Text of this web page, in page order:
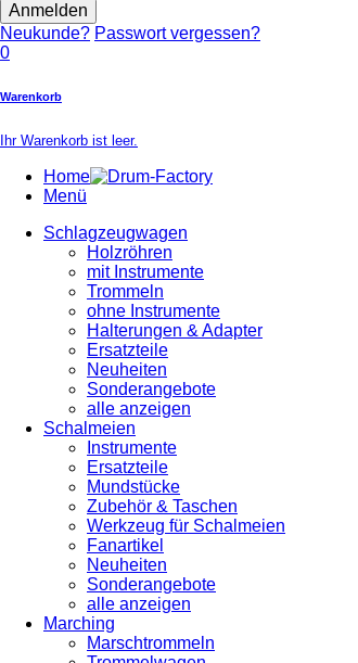
Anmelden
Neukunde? Passwort vergessen?
0
Warenkorb
Ihr Warenkorb ist leer.
Home
Menü
Schlagzeugwagen
Holzröhren
mit Instrumente
Trommeln
ohne Instrumente
Halterungen & Adapter
Ersatzteile
Neuheiten
Sonderangebote
alle anzeigen
Schalmeien
Instrumente
Ersatzteile
Mundstücke
Zubehör & Taschen
Werkzeug für Schalmeien
Fanartikel
Neuheiten
Sonderangebote
alle anzeigen
Marching
Marschtrommeln